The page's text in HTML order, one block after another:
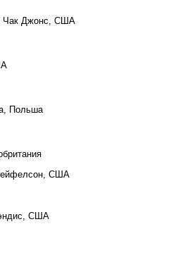
Чак Джонс, США
Польша
США
США